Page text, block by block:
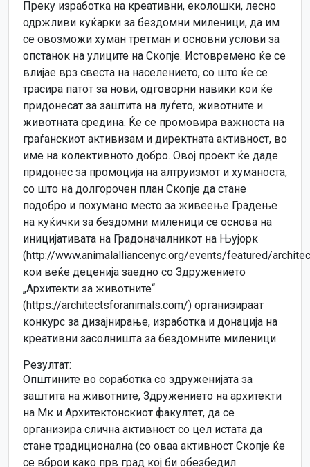
Преку изработка на креативни, еколошки, лесно
одржливи куќарки за бездомни миленици, да им
се овозможи хуман третман и основни услови за
опстанок на улиците на Скопје. Истовремено ќе се
влијае врз свеста на населението, со што ќе се
трасира патот за нови, одговорни навики кои ќе
придонесат за заштита на луѓето, животните и
животната средина. Ќе се промовира важноста на
граѓанскиот активизам и директната активност, во
име на колективното добро. Овој проект ќе даде
придонес за промоција на алтруизмот и хуманоста,
со што на долгорочен план Скопје да стане
подобро и похумано место за живеење Градење
на куќички за бездомни миленици се основа на
иницијативата на Градоначалникот на Њујорк
(http://www.animalalliancenyc.org/events/featured/
кои веќе деценија заедно со Здружението
„Архитекти за животните“
(https://architectsforanimals.com/) организираат
конкурс за дизајнирање, изработка и донација на
креативни засолништа за бездомните миленици.
Резултат:
Општините во соработка со здруженијата за
заштита на животните, Здружението на архитекти
на Мк и Архитектонскиот факултет, да се
организира слична активност со цел истата да
стане традиционална (со оваа активност Скопје ќе
се вброи како прв град кој би обезбедил